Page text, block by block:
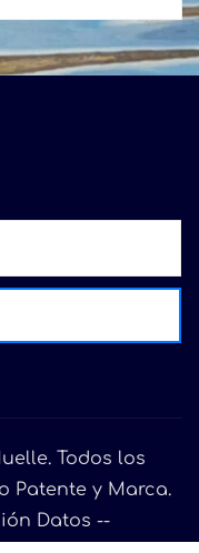
Todos los
Patente y Marca.
Datos --